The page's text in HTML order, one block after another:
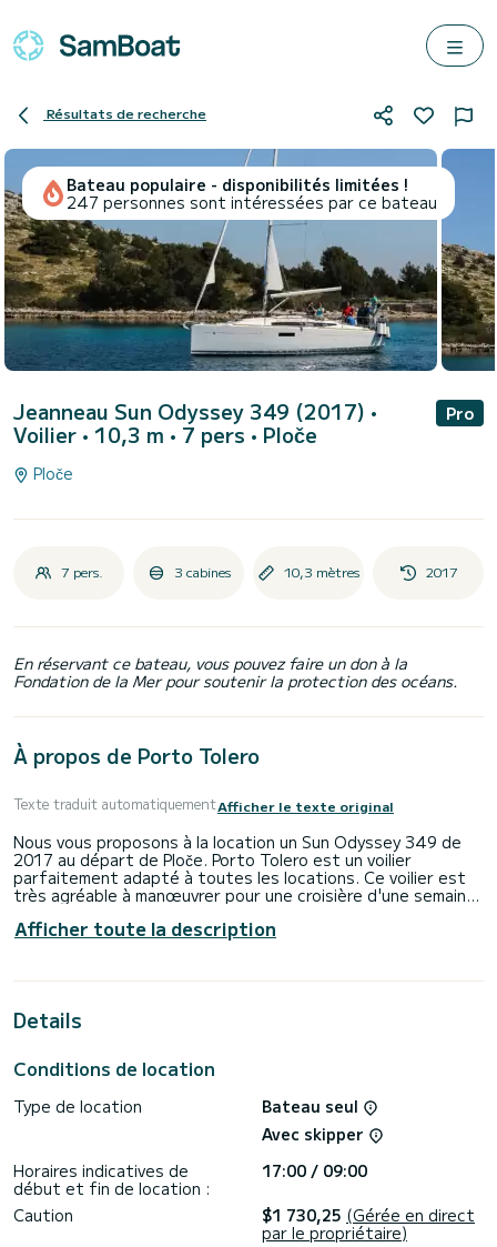
Résultats de recherche
Bateau populaire - disponibilités limitées !
247 personnes sont intéressées par ce bateau
Jeanneau Sun Odyssey 349 (2017) •
Voilier • 10,3 m • 7 pers • Ploče
Pro
Ploče
7 pers. 3 cabines 10,3 mètres 2017
En réservant ce bateau, vous pouvez faire un don à la
Fondation de la Mer pour soutenir la protection des océans.
À propos de Porto Tolero
Texte traduit automatiquementAfficher le texte original
Nous vous proposons à la location un Sun Odyssey 349 de
2017 au départ de Ploče. Porto Tolero est un voilier
parfaitement adapté à toutes les locations. Ce voilier est
très agréable à manœuvrer pour une croisière d'une semaine
Vous allez vivre une croisière exceptionnelle sur ce voilier de
croisière et profiter de ses 3 cabines au confort total.
Ce Sun Odyssey 349 est équipé d'1 salle d'eau avec douche.
d'un génois sur enrouleur. Il dispose des équipements
pont, Plateforme de bain, Connexion Bluetooth.
Si vous avez des questions sur le bateau ou les conditions
de location, vous pouvez envoyer un message via la
plateforme Samboat. Un conseiller SamBoat répondra à vos
Afficher toute la description
Details
Conditions de location
Type de location
Bateau seul
Avec skipper
Horaires indicatives de
début et fin de location :
17:00 / 09:00
Caution
$1 730,25 (Gérée en direct
par le propriétaire)